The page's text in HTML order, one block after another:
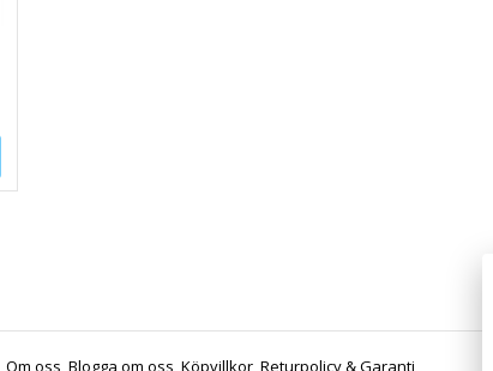
Om oss Blogga om oss Köpvillkor Returpolicy & Garanti